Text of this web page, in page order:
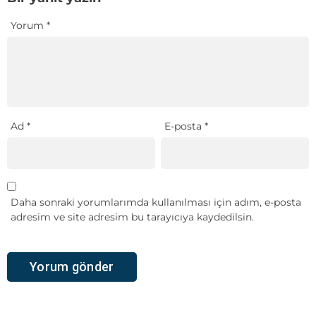
Yorum *
Ad * E-posta*
Daha sonraki yorumlarımda kullanılması için adım, e-posta
adresim ve site adresim bu tarayıcıya kaydedilsin.